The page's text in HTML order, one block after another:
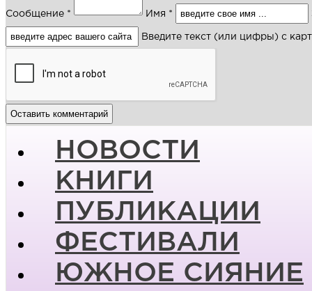
Сообщение * Имя *
Введите текст (или цифры) с
НОВОСТИ
КНИГИ
ПУБЛИКАЦИИ
ФЕСТИВАЛИ
ЮЖНОЕ СИЯНИЕ